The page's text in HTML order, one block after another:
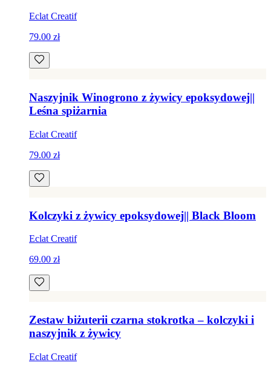
Eclat Creatif
79.00 zł
Naszyjnik Winogrono z żywicy epoksydowej||
Leśna spiżarnia
Eclat Creatif
79.00 zł
Kolczyki z żywicy epoksydowej|| Black Bloom
Eclat Creatif
69.00 zł
Zestaw biżuterii czarna stokrotka – kolczyki i
naszyjnik z żywicy
Eclat Creatif